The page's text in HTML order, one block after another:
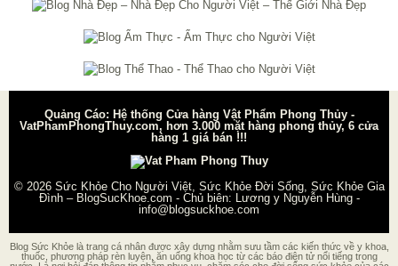
Quảng Cáo: Hệ thống Cửa hàng Vật Phẩm Phong Thủy -
VatPhamPhongThuy.com, hơn 3.000 mặt hàng phong thủy, 6 cửa
hàng 1 giá bán !!!
© 2026 Sức Khỏe Cho Người Việt, Sức Khỏe Đời Sống, Sức Khỏe Gia
Đình – BlogSucKhoe.com - Chủ biên: Lương y Nguyễn Hùng-
info@blogsuckhoe.com
Blog Sức Khỏe là trang cá nhân được xây dựng nhằm sưu tầm các kiến thức về y khoa,
thuốc, phương pháp rèn luyện, ăn uống khoa học từ các báo điện tử nổi tiếng trong